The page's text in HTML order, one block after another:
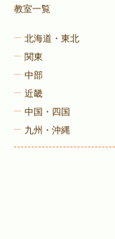
教室一覧
北海道・東北
関東
中部
近畿
中国・四国
九州・沖縄